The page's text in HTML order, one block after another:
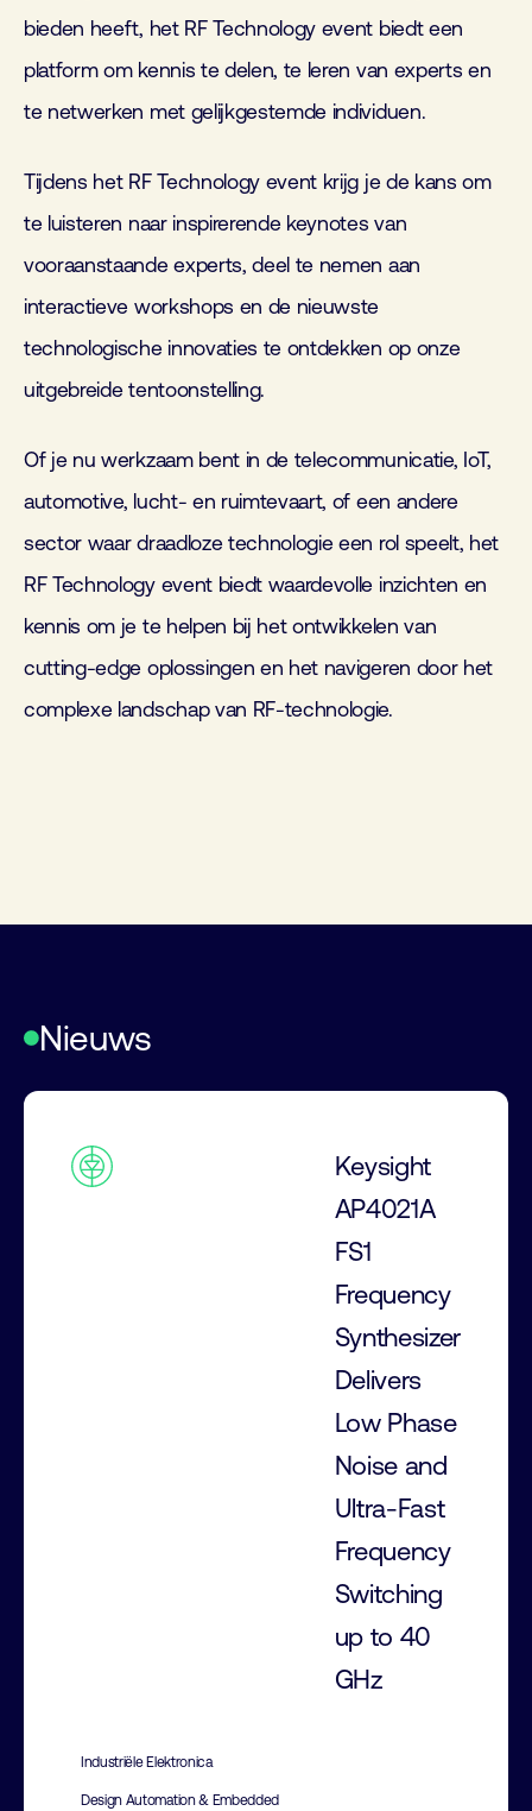
bieden heeft, het RF Technology event biedt een
platform om kennis te delen, te leren van experts en
te netwerken met gelijkgestemde individuen.
Tijdens het RF Technology event krijg je de kans om
te luisteren naar inspirerende keynotes van
vooraanstaande experts, deel te nemen aan
interactieve workshops en de nieuwste
technologische innovaties te ontdekken op onze
uitgebreide tentoonstelling.
Of je nu werkzaam bent in de telecommunicatie, IoT,
automotive, lucht- en ruimtevaart, of een andere
sector waar draadloze technologie een rol speelt, het
RF Technology event biedt waardevolle inzichten en
kennis om je te helpen bij het ontwikkelen van
cutting-edge oplossingen en het navigeren door het
complexe landschap van RF-technologie.
Nieuws
Keysight
AP4021A
FS1
Frequency
Synthesizer
Delivers
Low Phase
Noise and
Ultra-Fast
Frequency
Switching
up to 40
GHz
Industriële Elektronica
Design Automation & Embedded